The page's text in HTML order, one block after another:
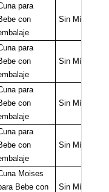
para
con
Sin Mínimo
para
con
Sin Mínimo
para
con
Sin Mínimo
para
con
Sin Mínimo
Moises
Bebe con
Sin Mínimo